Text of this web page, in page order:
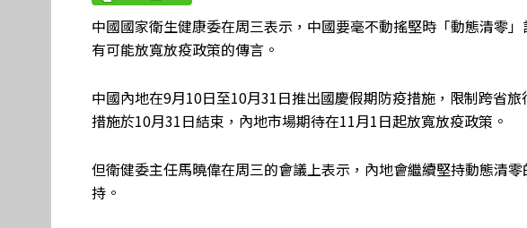
中國國家衛生健康委在周三表示，中國要毫不動搖堅時「動態清零
有可能放寬放疫政策的傳言。
中國內地在9月10日至10月31日推出國慶假期防疫措施，限制跨省
措施於10月31日結束，內地市場期待在11月1日起放寬放疫政策。
但衛健委主任馬曉偉在周三的會議上表示，內地會繼續堅持動態清
持。